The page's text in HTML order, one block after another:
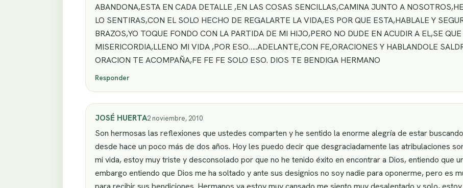
ABANDONA,ESTA EN CADA DETALLE ,EN LAS COSAS SENCILLAS,CAMINA JUNTO A
LO SENTIRAS,CON EL SOLO HECHO DE REGALARTE LA VIDA,ES POR QUE ESTA,HABLALE Y
BRAZOS,YO TOQUE FONDO CON LA PARTIDA DE MI HIJO,PERO NO DUDE EN ACUDIR A EL,SE
MISERICORDIA,LLENO MI VIDA ,POR ESO…..ADELANTE,CON FE,ORACIONES Y HABLANDOLE
ORACION TE ACOMPAÑA,FE FE FE SOLO ESO. DIOS TE BENDIGA HERMANO
Responder
JOSÉ HUERTA2 noviembre, 2010
Son hermosas las reflexiones que ustedes comparten y he sentido la enorme alegría de estar
desde hace un poco más de dos años. Hoy les puedo decir que desgraciadamente las atribulaciones
mi vida, estoy muy triste y desconsolado por que no he tenido éxito en encontrar a Dios, entiendo que
embargo entiendo que Dios me ha soltado y ante sus designios no soy nadie para oponerme, pero es